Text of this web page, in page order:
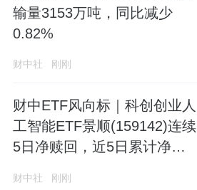
输量3153万吨，同比减少
0.82%
财中社 刚刚
财中ETF风向标｜科创创业人
工智能ETF景顺(159142)连续
5日净赎回，近5日累计净赎
财中社 刚刚